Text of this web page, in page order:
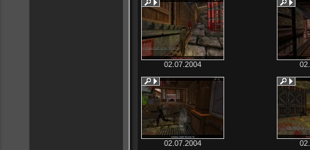
02.07.2004
02.07.2004